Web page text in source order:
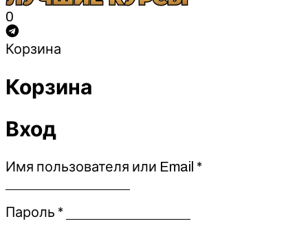
0
Корзина
Корзина
Вход
Имя пользователя или Email *Обязательно
Пароль *Обязательно